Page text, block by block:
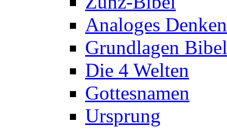
Analoges Denken
Grundlagen Bibel
Die 4 Welten
Gottesnamen
Ursprung